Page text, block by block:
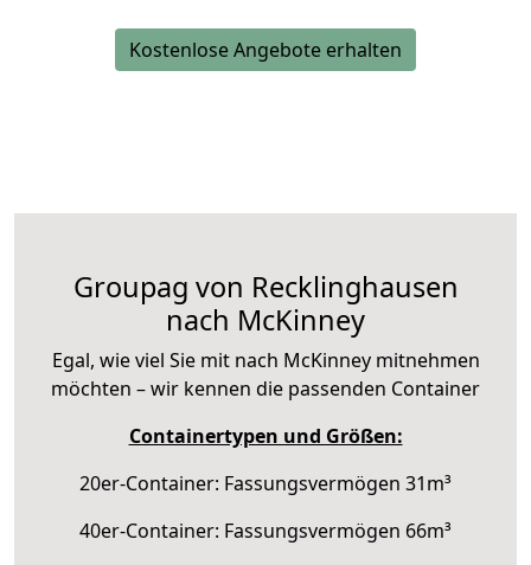
Kostenlose Angebote erhalten
Groupag von Recklinghausen
nach McKinney
Egal, wie viel Sie mit nach McKinney mitnehmen
möchten – wir kennen die passenden Container
Containertypen und Größen:
20er-Container: Fassungsvermögen 31m³
40er-Container: Fassungsvermögen 66m³